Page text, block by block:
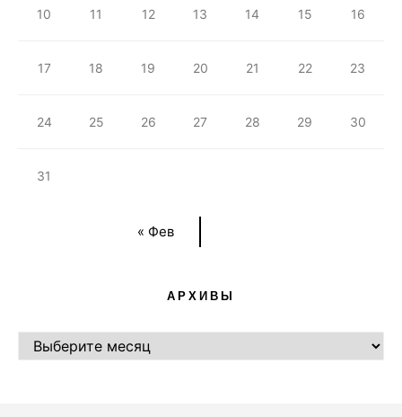
« Фев
10 11 12 13 14 15 16
17 18 19 20 21 22 23
24 25 26 27 28 29 30
31
АРХИВЫ